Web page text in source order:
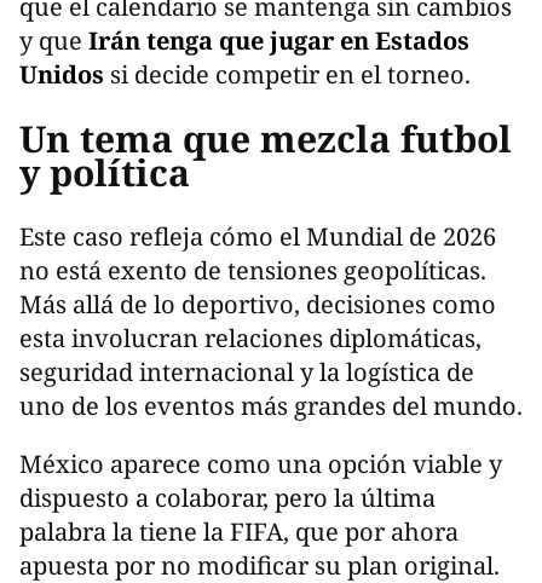
y que Irán tenga que jugar en Estados
Unidos si decide competir en el torneo.
Un tema que mezcla futbol
y política
Este caso refleja cómo el Mundial de 2026
no está exento de tensiones geopolíticas.
Más allá de lo deportivo, decisiones como
esta involucran relaciones diplomáticas,
seguridad internacional y la logística de
uno de los eventos más grandes del mundo.
México aparece como una opción viable y
dispuesto a colaborar, pero la última
palabra la tiene la FIFA, que por ahora
apuesta por no modificar su plan original.